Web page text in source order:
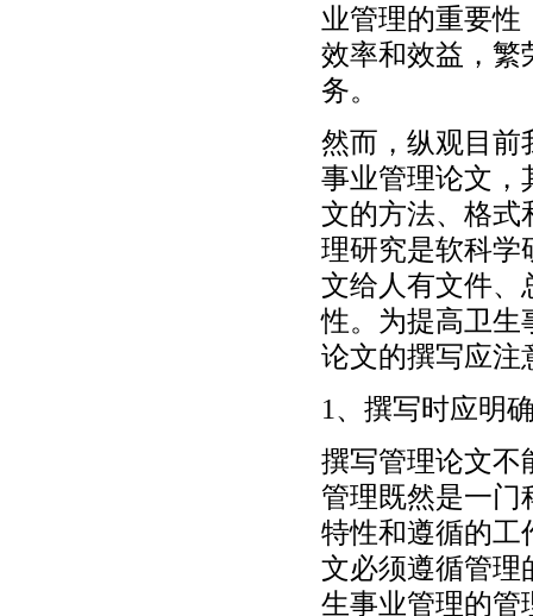
业管理的重要性
效率和效益，繁
务。
然而，纵观目前
事业管理论文，
文的方法、格式
理研究是软科学
文给人有文件、
性。为提高卫生
论文的撰写应注
1、撰写时应明
撰写管理论文不
管理既然是一门
特性和遵循的工
文必须遵循管理
生事业管理的管